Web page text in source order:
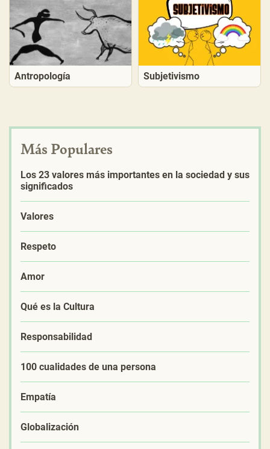
Antropología Subjetivismo
Más Populares
Los 23 valores más importantes en la sociedad y sus
significados
Valores
Respeto
Amor
Qué es la Cultura
Responsabilidad
100 cualidades de una persona
Empatía
Globalización